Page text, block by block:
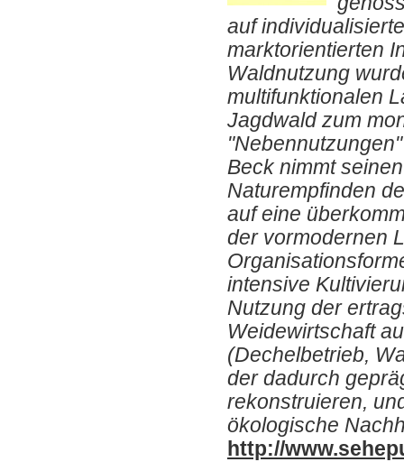
auf
marktorientierten
Waldnutzung
multifunktionalen
Jagdwald zum
Beck nimmt
Naturempfinden
auf eine
der vormodernen
intensive
Nutzung der
Weidewirtschaft
(Dechelbetrieb,
der dadurch
rekonstruieren,
ökologische
http://